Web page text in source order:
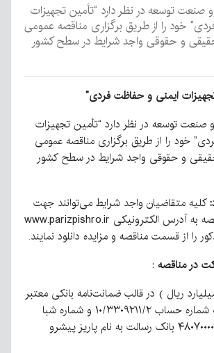
صنعت توسعه در نظر دارد “تأمین تجهیزات
خود را از طریق برگزاری مناقصه عمومی
و حقوقی واجد شرایط در سطح کشور
ایمنی و حفاظت فردی”
صنعت توسعه در نظر دارد “تأمین تجهیزات
خود را از طریق برگزاری مناقصه عمومی
و حقوقی واجد شرایط در سطح کشور
کلیه متقاضیان واجد شرایط می‌توانند جهت
دریافت اسناد مناقصه به آدرس الکترونیکی www.parizpishro.ir
را از قسمت مناقصه و مزایده دانلود نمایند.
در مناقصه :
۰۰۰ (دو میلیارد ریال ) در قالب ضمانت‌نامه بانکی معتبر
/ واریز وجه نقد به شماره حساب ۱۰/۳۳۰۹۲۱۱/۲ و شماره شبا
۴۸۰۷۰۰۰۰۱۰۰۰۲۲۳۳۰۹۲۱۱۰۰۲ بانک رسالت به نام پاریز پیشرو